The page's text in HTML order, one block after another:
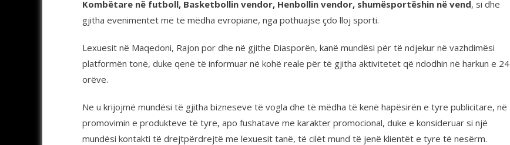
Kombëtare në futboll, Basketbollin vendor, Henbollin vendor, shumësportëshin në vend, si dhe
gjitha evenimentet më të mëdha evropiane, nga pothuajse çdo lloj sporti.
Lexuesit në Maqedoni, Rajon por dhe në gjithe Diasporën, kanë mundësi për të ndjekur në vazhdimësi
platformën tonë, duke qenë të informuar në kohë reale për të gjitha aktivitetet që ndodhin në harkun e 24
orëve.
Ne u krijojmë mundësi të gjitha bizneseve të vogla dhe të mëdha të kenë hapësirën e tyre publicitare, në
promovimin e produkteve të tyre, apo fushatave me karakter promocional, duke e konsideruar si një
mundësi kontakti të drejtpërdrejtë me lexuesit tanë, të cilët mund të jenë klientët e tyre të nesërm.